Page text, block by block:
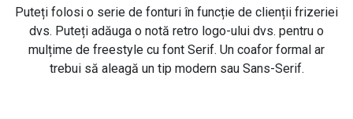
Puteți folosi o serie de fonturi în funcție de clienții frizeriei
dvs. Puteți adăuga o notă retro logo-ului dvs. pentru o
mulțime de freestyle cu font Serif. Un coafor formal ar
trebui să aleagă un tip modern sau Sans-Serif.